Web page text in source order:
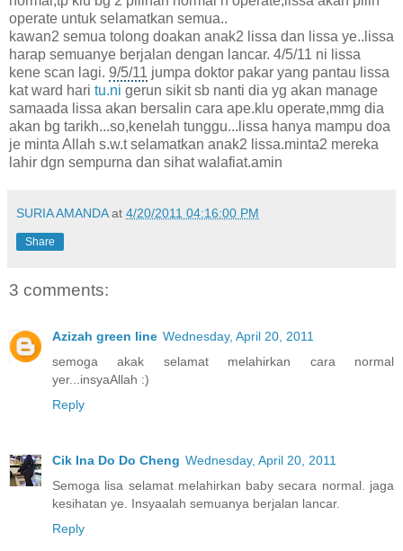
operate untuk selamatkan semua..
kawan2 semua tolong doakan anak2 lissa dan lissa ye..lissa
harap semuanye berjalan dengan lancar. 4/5/11 ni lissa
kene scan lagi. 9/5/11 jumpa doktor pakar yang pantau lissa
kat ward hari tu.ni gerun sikit sb nanti dia yg akan manage
samaada lissa akan bersalin cara ape.klu operate,mmg dia
akan bg tarikh...so,kenelah tunggu...lissa hanya mampu doa
je minta Allah s.w.t selamatkan anak2 lissa.minta2 mereka
lahir dgn sempurna dan sihat walafiat.amin
SURIA AMANDA at 4/20/2011 04:16:00 PM
Share
3 comments:
Azizah green line Wednesday, April 20, 2011
semoga akak selamat melahirkan cara normal
yer...insyaAllah :)
Reply
Cik Ina Do Do Cheng Wednesday, April 20, 2011
Semoga lisa selamat melahirkan baby secara normal. jaga
kesihatan ye. Insyaalah semuanya berjalan lancar.
Reply